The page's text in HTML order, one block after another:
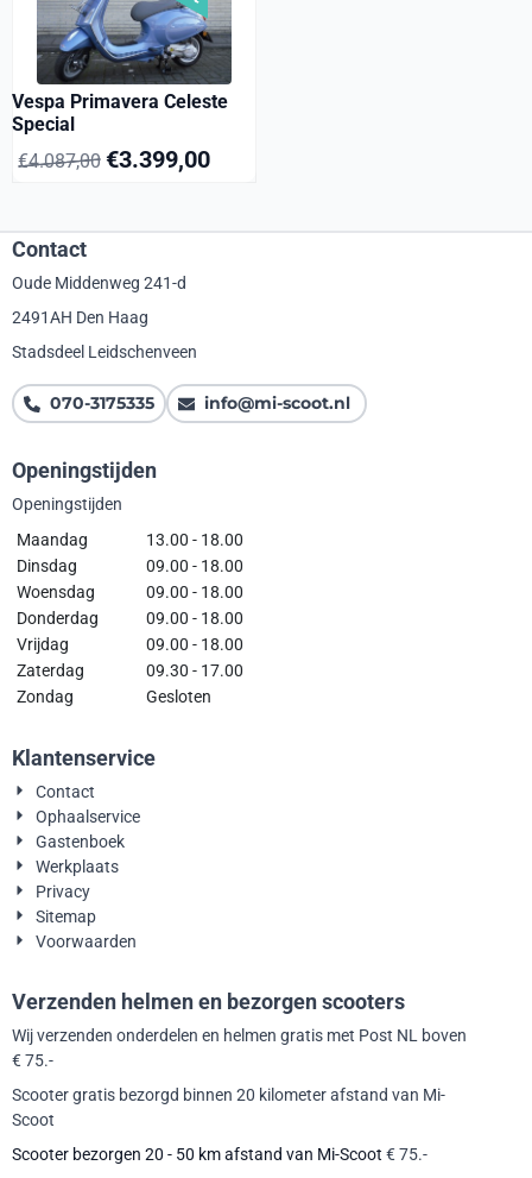
Vespa Primavera Celeste
Special
€4.087,00 €3.399,00
Contact
Oude Middenweg 241-d
2491AH Den Haag
Stadsdeel Leidschenveen
070-3175335 info@mi-scoot.nl
Openingstijden
Openingstijden
Maandag
13.00 - 18.00
Dinsdag
09.00 - 18.00
Woensdag
09.00 - 18.00
Donderdag
09.00 - 18.00
Vrijdag
09.00 - 18.00
Zaterdag
09.30 - 17.00
Zondag
Gesloten
Klantenservice
Contact
Ophaalservice
Gastenboek
Werkplaats
Privacy
Sitemap
Voorwaarden
Verzenden helmen en bezorgen scooters
Wij verzenden onderdelen en helmen gratis met Post NL boven
€ 75.-
Scooter gratis bezorgd binnen 20 kilometer afstand van Mi-
Scoot
Scooter bezorgen 20 - 50 km afstand van Mi-Scoot € 75.-